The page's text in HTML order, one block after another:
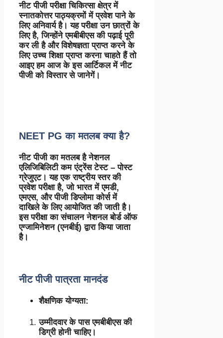
नीट पीजी परीक्षा चिकित्सा क्षेत्र में
स्नातकोत्तर पाठ्यक्रमों में प्रवेश पाने के
लिए अनिवार्य है। यह परीक्षा उन छात्रों के
लिए है, जिन्होंने एमबीबीएस की पढ़ाई पूरी
कर ली है और विशेषज्ञता प्राप्त करने के
लिए उच्च शिक्षा प्राप्त करना चाहते हैं तो
आइए हम आज के इस आर्टिकल में नीट
पीजी को विस्तार से जानेगें।
NEET PG का मतलब क्या है?
नीट पीजी का मतलब है नेशनल
एलिजिबिलिटी कम एंट्रेंस टेस्ट – पोस्ट
ग्रेजुएट। यह एक राष्ट्रीय स्तर की
प्रवेश परीक्षा है, जो भारत में एमडी,
एमएस, और पीजी डिप्लोमा कोर्स में
दाखिले के लिए आयोजित की जाती है।
इस परीक्षा का संचालन नेशनल बोर्ड ऑफ
एग्जामिनेशन (एनबीई) द्वारा किया जाता
है।
नीट पीजी पात्रता मानदंड
शैक्षणिक योग्यता:
उम्मीदवार के पास एमबीबीएस की
डिग्री होनी चाहिए।